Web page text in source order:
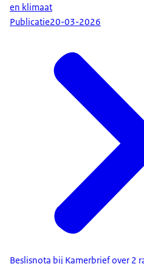
en klimaat
Publicatie20-03-2026
Beslisnota bij Kamerbrief over 2